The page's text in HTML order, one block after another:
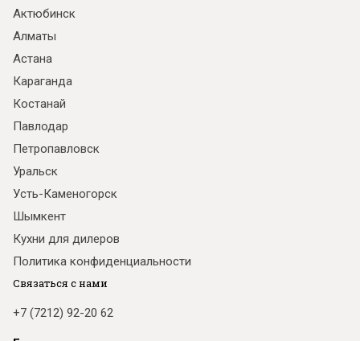
Актюбинск
Алматы
Астана
Караганда
Костанай
Павлодар
Петропавловск
Уральск
Усть-Каменогорск
Шымкент
Кухни для дилеров
Политика конфиденциальности
Связаться с нами
+7 (7212) 92-20 62